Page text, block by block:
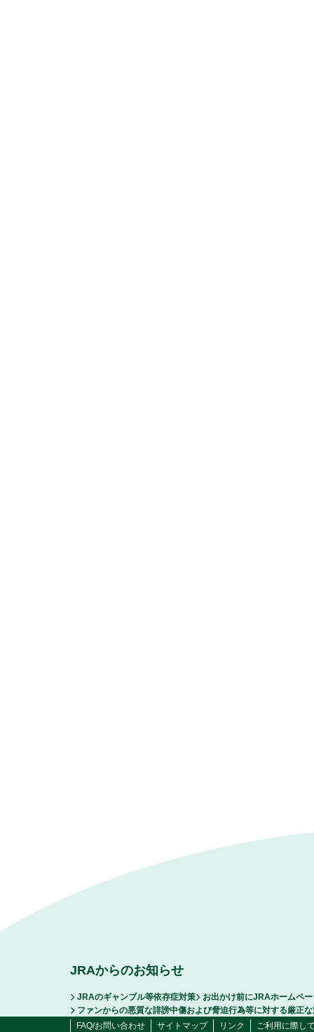
JRAからのお知らせ
JRAのギャンブル等依存症対策
お出かけ前にJRAホームペ
ファンからの悪質な誹謗中傷および脅迫行為等に対する厳正
FAQ/お問い合わせ
サイトマップ リンク ご利用に際し